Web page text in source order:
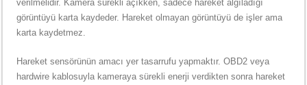
verilmelidir. Kamera sürekli açıkken, sadece hareket algıladığı
görüntüyü karta kaydeder. Hareket olmayan görüntüyü de işler ama
karta kaydetmez.
Hareket sensörünün amacı yer tasarrufu yapmaktır. OBD2 veya
hardwire kablosuyla kameraya sürekli enerji verdikten sonra hareket